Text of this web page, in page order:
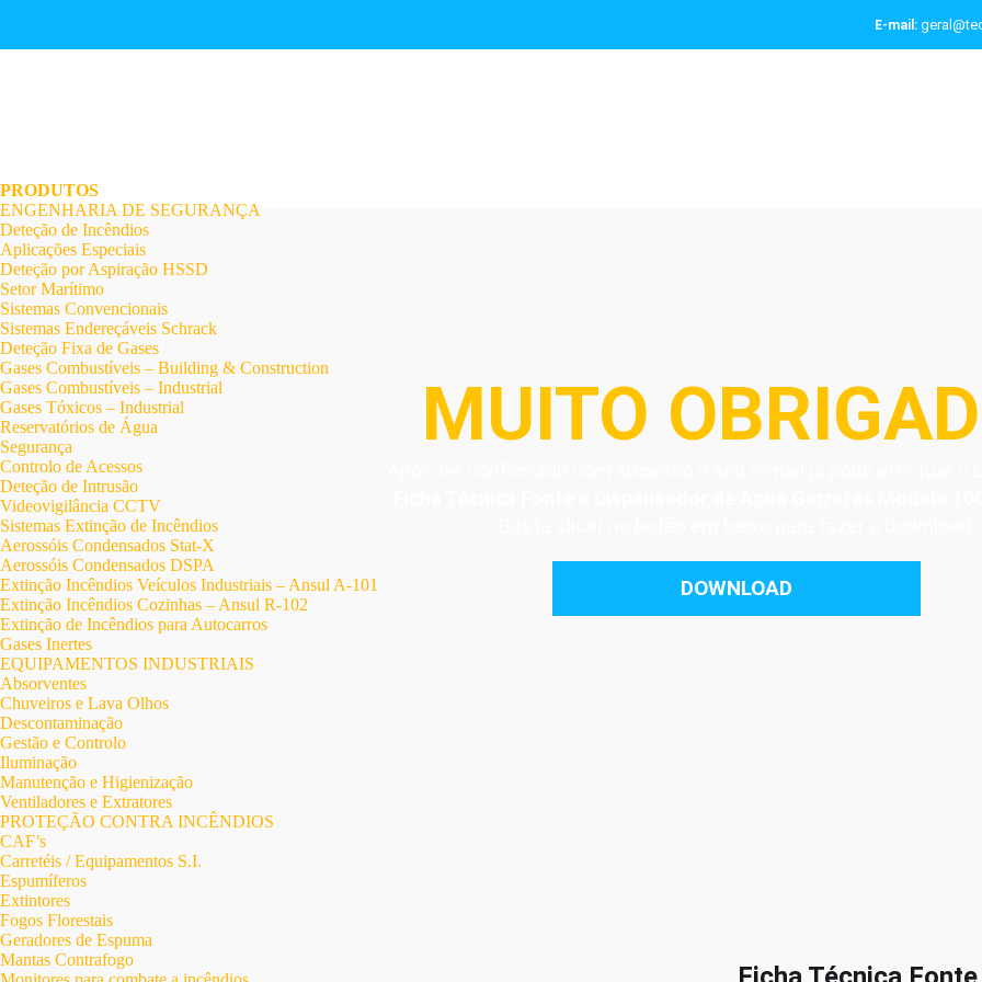
E-mail:
PRODUTOS
ENGENHARIA DE SEGURANÇA
Deteção de Incêndios
Aplicações Especiais
Deteção por Aspiração HSSD
Setor Marítimo
Sistemas Convencionais
Sistemas Endereçáveis Schrack
Deteção Fixa de Gases
Gases Combustíveis – Building & Construction
Gases Combustíveis – Industrial
Gases Tóxicos – Industrial
Reservatórios de Água
Segurança
Controlo de Acessos
Deteção de Intrusão
Videovigilância CCTV
Sistemas Extinção de Incêndios
Aerossóis Condensados Stat-X
Aerossóis Condensados DSPA
Extinção Incêndios Veículos Industriais – Ansul A-101
Extinção Incêndios Cozinhas – Ansul R-102
Extinção de Incêndios para Autocarros
Gases Inertes
EQUIPAMENTOS INDUSTRIAIS
Absorventes
Chuveiros e Lava Olhos
Descontaminação
Gestão e Controlo
Iluminação
Manutenção e Higienização
Ventiladores e Extratores
PROTEÇÃO CONTRA INCÊNDIOS
CAF’s
Carretéis / Equipamentos S.I.
Espumíferos
Extintores
Fogos Florestais
Geradores de Espuma
Mantas Contrafogo
MUITO
DOWNLOAD